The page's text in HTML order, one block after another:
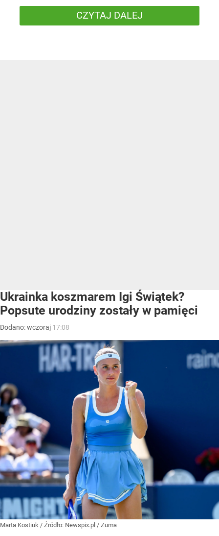
CZYTAJ DALEJ
Ukrainka koszmarem Igi Świątek?
Popsute urodziny zostały w pamięci
Dodano:wczoraj 17:08
Marta Kostiuk / Źródło: Newspix.pl / Zuma